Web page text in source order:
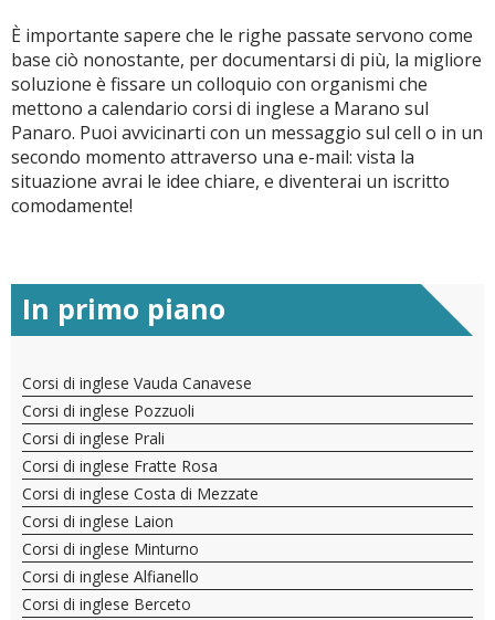
È importante sapere che le righe passate servono come
base ciò nonostante, per documentarsi di più, la migliore
soluzione è fissare un colloquio con organismi che
mettono a calendario corsi di inglese a Marano sul
Panaro. Puoi avvicinarti con un messaggio sul cell o in un
secondo momento attraverso una e-mail: vista la
situazione avrai le idee chiare, e diventerai un iscritto
comodamente!
In primo piano
Corsi di inglese Vauda Canavese
Corsi di inglese Pozzuoli
Corsi di inglese Prali
Corsi di inglese Fratte Rosa
Corsi di inglese Costa di Mezzate
Corsi di inglese Laion
Corsi di inglese Minturno
Corsi di inglese Alfianello
Corsi di inglese Berceto